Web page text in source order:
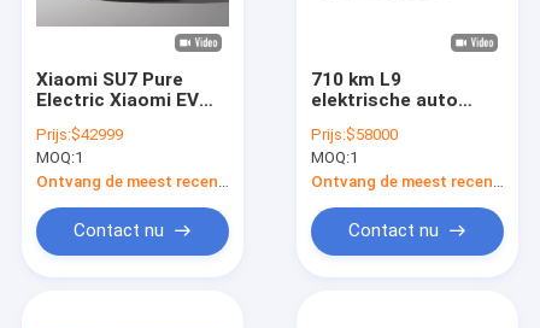
Over ons
Fabrieksreis
Contacteer ons
Xiaomi SU7 Pure
Electric Xiaomi EV
Performance
Ecologische
technologie Auto
Prijs:$42999
MOQ:1
Contact nu
710 km L9
elektrische auto
elektrische sedan
met opvallend design
Prijs:$58000
MOQ:1
Contact nu